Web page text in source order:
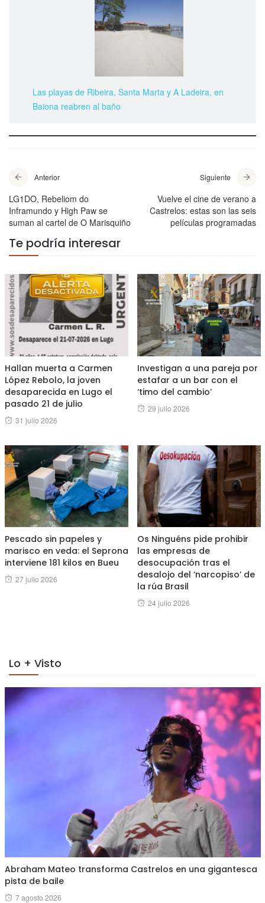
Las playas de Ribeira, Santa Marta y A Ladeira, en
Baiona reabren al baño
Anterior
LG1DO, Rebeliom do
Inframundo y High Paw se
suman al cartel de O Marisquiño
Siguiente
Vuelve el cine de verano a
Castrelos: estas son las seis
películas programadas
Te podría interesar
Hallan muerta a Carmen
López Rebolo, la joven
desaparecida en Lugo el
pasado 21 de julio
Posted
31 julio 2026
Investigan a una pareja por
estafar a un bar con el
‘timo del cambio’
Posted
29 julio 2026
Pescado sin papeles y
marisco en veda: el Seprona
interviene 181 kilos en Bueu
Posted
27 julio 2026
Os Ninguéns pide prohibir
las empresas de
desocupación tras el
desalojo del ‘narcopiso’ de
la rúa Brasil
Posted
24 julio 2026
Lo + Visto
Abraham Mateo transforma Castrelos en una gigantesca
pista de baile
Posted
7 agosto 2026